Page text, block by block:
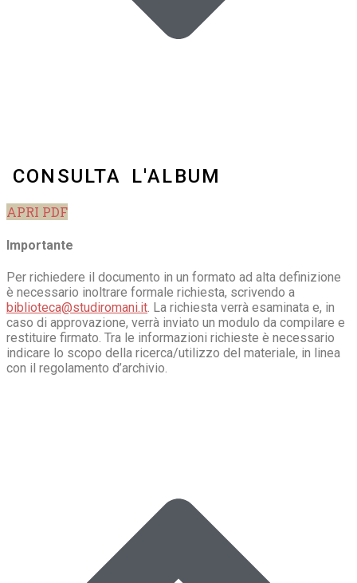
CONSULTA L'ALBUM
APRI PDF
Importante
Per richiedere il documento in un formato ad alta definizione
è necessario inoltrare formale richiesta, scrivendo a
biblioteca@studiromani.it. La richiesta verrà esaminata e, in
caso di approvazione, verrà inviato un modulo da compilare e
restituire firmato. Tra le informazioni richieste è necessario
indicare lo scopo della ricerca/utilizzo del materiale, in linea
con il regolamento d’archivio.